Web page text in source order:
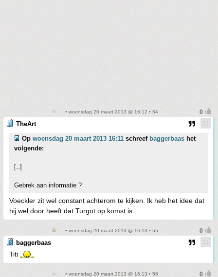
• woensdag 20 maart 2013 @ 16:12 • 54
TheArt
Op woensdag 20 maart 2013 16:11 schreef baggerbaas het
volgende:
[..]
Gebrek aan informatie ?
Voeckler zit wel constant achterom te kijken. Ik heb het idee dat
hij wel door heeft dat Turgot op komst is.
• woensdag 20 maart 2013 @ 16:13 • 55
baggerbaas
Titi
• woensdag 20 maart 2013 @ 16:13 • 56